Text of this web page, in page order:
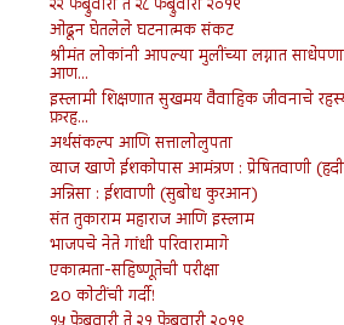
२२ फेब्रुवारी ते २८ फेब्रुवारी २०१९
ओढून घेतलेले घटनात्मक संकट
श्रीमंत लोकांनी आपल्या मुलींच्या लग्नात साधेपणा
आण...
इस्लामी शिक्षणात सुखमय वैवाहिक जीवनाचे
फ़रह...
अर्थसंकल्प आणि सत्तालोलुपता
व्याज खाणे ईशकोपास आमंत्रण : प्रेषितवाणी
अन्निसा : ईशवाणी (सुबोध कुरआन)
संत तुकाराम महाराज आणि इस्लाम
भाजपचे नेते गांधी परिवारामागे
एकात्मता-सहिष्णूतेची परीक्षा
20 कोटींची गर्दी!